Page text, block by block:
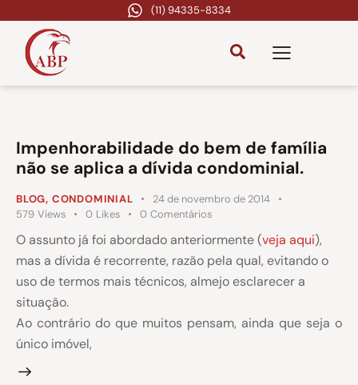
(11) 94335-8334
Impenhorabilidade do bem de família
não se aplica a dívida condominial.
BLOG, CONDOMINIAL
24 de novembro de 2014
579 Views 0 Likes 0 Comentários
O assunto já foi abordado anteriormente (veja aqui),
mas a dívida é recorrente, razão pela qual, evitando o
uso de termos mais técnicos, almejo esclarecer a
situação.
Ao contrário do que muitos pensam, ainda que seja o
único imóvel,